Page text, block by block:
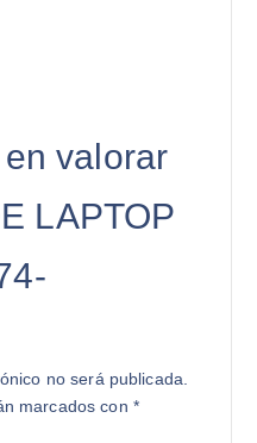
valorar
LAPTOP
no será publicada.
marcados con *